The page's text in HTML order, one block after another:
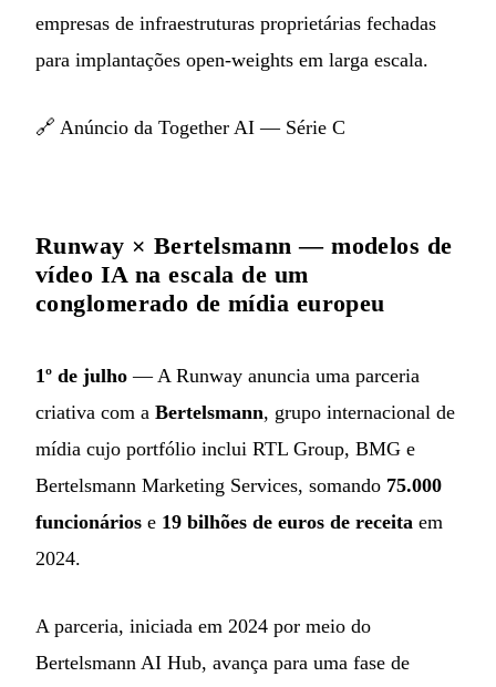
empresas de infraestruturas proprietárias fechadas
para implantações open-weights em larga escala.
🔗 Anúncio da Together AI — Série C
Runway × Bertelsmann — modelos de
vídeo IA na escala de um
conglomerado de mídia europeu
1º de julho — A Runway anuncia uma parceria
criativa com a Bertelsmann, grupo internacional de
mídia cujo portfólio inclui RTL Group, BMG e
Bertelsmann Marketing Services, somando 75.000
funcionários e 19 bilhões de euros de receita em
2024.
A parceria, iniciada em 2024 por meio do
Bertelsmann AI Hub, avança para uma fase de